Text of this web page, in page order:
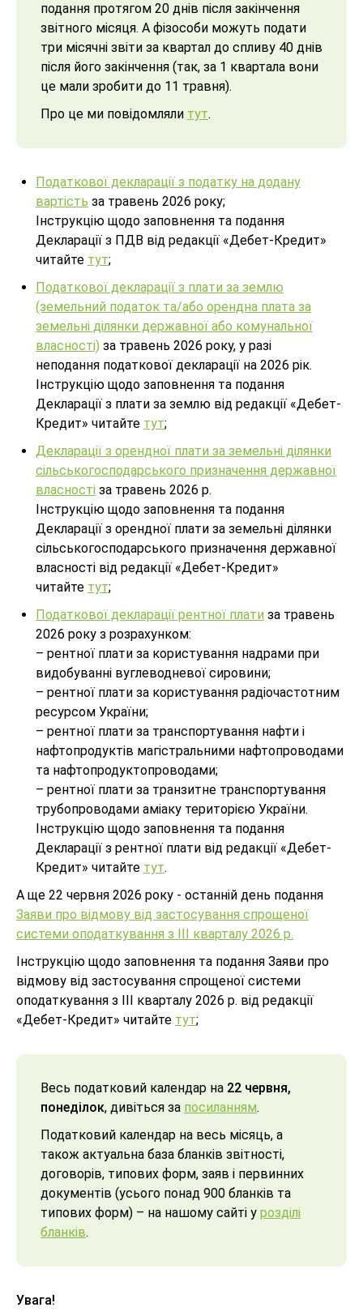
подання протягом 20 днів після закінчення
звітного місяця. А фізособи можуть подати
три місячні звіти за квартал до спливу 40 днів
після його закінчення (так, за 1 квартала вони
це мали зробити до 11 травня).
Про це ми повідомляли тут.
Податкової декларації з податку на додану
вартість за травень 2026 року;
Інструкцію щодо заповнення та подання
Декларації з ПДВ від редакції «Дебет-Кредит»
читайте тут;
Податкової декларації з плати за землю
(земельний податок та/або орендна плата за
земельні ділянки державної або комунальної
власності) за травень 2026 року, у разі
неподання податкової декларації на 2026 рік.
Інструкцію щодо заповнення та подання
Декларації з плати за землю від редакції «Дебет-
Кредит» читайте тут;
Декларації з орендної плати за земельні ділянки
сільськогосподарського призначення державної
власності за травень 2026 р.
Інструкцію щодо заповнення та подання
Декларації з орендної плати за земельні ділянки
сільськогосподарського призначення державної
власності від редакції «Дебет-Кредит»
читайте тут;
Податкової декларації рентної плати за травень
2026 року з розрахунком:
– рентної плати за користування надрами при
видобуванні вуглеводневої сировини;
– рентної плати за користування радіочастотним
ресурсом України;
– рентної плати за транспортування нафти і
нафтопродуктів магістральними нафтопроводами
та нафтопродуктопроводами;
– рентної плати за транзитне транспортування
трубопроводами аміаку територією України.
Інструкцію щодо заповнення та подання
Декларації з рентної плати від редакції «Дебет-
Кредит» читайте тут.
А ще 22 червня 2026 року - останній день подання
Заяви про відмову від застосування спрощеної
системи оподаткування з III кварталу 2026 р.
Інструкцію щодо заповнення та подання Заяви про
відмову від застосування спрощеної системи
оподаткування з III кварталу 2026 р. від редакції
«Дебет-Кредит» читайте тут;
Весь податковий календар на 22 червня,
понеділок, дивіться за посиланням.
Податковий календар на весь місяць, а
також актуальна база бланків звітності,
договорів, типових форм, заяв і первинних
документів (усього понад 900 бланків та
типових форм) – на нашому сайті у розділі
бланків.
Увага!